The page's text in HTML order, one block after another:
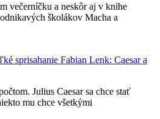
večerníčku a neskôr aj v knihe
školákov Macha a
Fabian Lenk: Caesar a
Julius Caesar sa chce stať
mu chce všetkými